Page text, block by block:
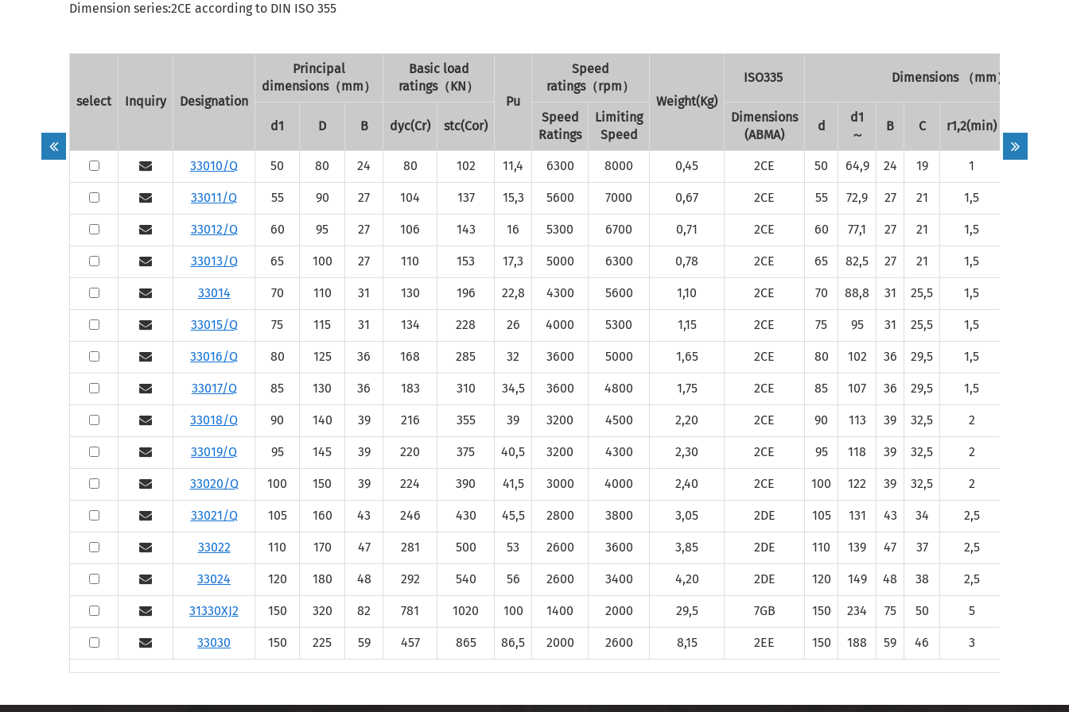
Dimension series:2CE according to DIN ISO 355
select Inquiry Designation
Principal
dimensions（mm）
Basic load
ratings（KN）
Pu
Speed
ratings（rpm）
Weight(Kg)
ISO335 Dimensions （mm）
d1 D B dyc(Cr) stc(Cor)
Speed
Ratings
Limiting
Speed
Dimensions
(ABMA)
d
d1
～
B C r1,2(min)
33010/Q 50 80 24 80 102 11,4 6300 8000 0,45 2CE 50 64,9 24 19 1
33011/Q 55 90 27 104 137 15,3 5600 7000 0,67 2CE 55 72,9 27 21 1,5
33012/Q 60 95 27 106 143 16 5300 6700 0,71 2CE 60 77,1 27 21 1,5
33013/Q 65 100 27 110 153 17,3 5000 6300 0,78 2CE 65 82,5 27 21 1,5
33014 70 110 31 130 196 22,8 4300 5600 1,10 2CE 70 88,8 31 25,5 1,5
33015/Q 75 115 31 134 228 26 4000 5300 1,15 2CE 75 95 31 25,5 1,5
33016/Q 80 125 36 168 285 32 3600 5000 1,65 2CE 80 102 36 29,5 1,5
33017/Q 85 130 36 183 310 34,5 3600 4800 1,75 2CE 85 107 36 29,5 1,5
33018/Q 90 140 39 216 355 39 3200 4500 2,20 2CE 90 113 39 32,5 2
33019/Q 95 145 39 220 375 40,5 3200 4300 2,30 2CE 95 118 39 32,5 2
33020/Q 100 150 39 224 390 41,5 3000 4000 2,40 2CE 100 122 39 32,5 2
33021/Q 105 160 43 246 430 45,5 2800 3800 3,05 2DE 105 131 43 34 2,5
33022 110 170 47 281 500 53 2600 3600 3,85 2DE 110 139 47 37 2,5
33024 120 180 48 292 540 56 2600 3400 4,20 2DE 120 149 48 38 2,5
31330XJ2 150 320 82 781 1020 100 1400 2000 29,5 7GB 150 234 75 50 5
33030 150 225 59 457 865 86,5 2000 2600 8,15 2EE 150 188 59 46 3